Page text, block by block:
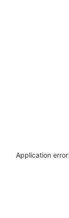
Application